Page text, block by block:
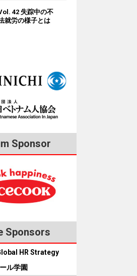
42 失踪中の不
就労の様子とは
Sponsor
Sponsors
HR Strategy
ル学園